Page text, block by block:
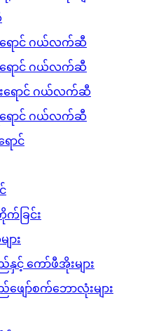
ရောင် ဂယ်လက်ဆီ
ောင် ဂယ်လက်ဆီ
ရောင် ဂယ်လက်ဆီ
ောင် ဂယ်လက်ဆီ
ာင်
ခြင်း
ား
ကော်ဖီအိုးများ
ော်စက်ဘောလုံးများ